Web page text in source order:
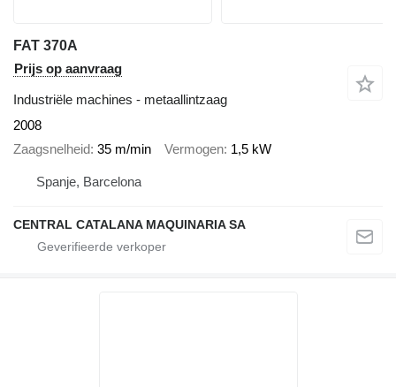
FAT 370A
Prijs op aanvraag
Industriële machines - metaallintzaag
2008
Zaagsnelheid 35 m/min Vermogen 1,5 kW
Spanje, Barcelona
CENTRAL CATALANA MAQUINARIA SA